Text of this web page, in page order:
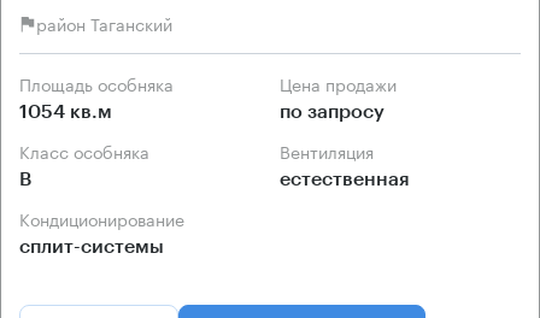
район Таганский
Площадь особняка
1054 кв.м
Цена продажи
по запросу
Класс особняка
B
Вентиляция
естественная
Кондиционирование
сплит-системы